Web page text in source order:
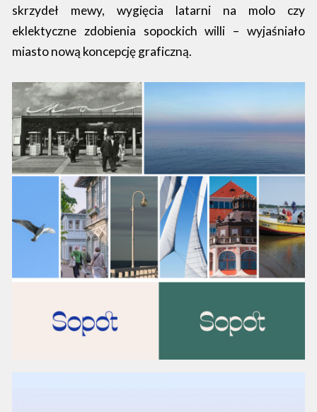
skrzydeł mewy, wygięcia latarni na molo czy
eklektyczne zdobienia sopockich willi – wyjaśniało
miasto nową koncepcję graficzną.